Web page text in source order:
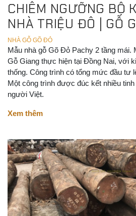
CHIÊM NGƯỠNG BỘ
NHÀ TRIỆU ĐÔ | GỖ
NHÀ GỖ GÕ ĐỎ
Mẫu nhà gỗ Gõ Đỏ Pachy 2 tầng mái.
Gỗ Giang thực hiện tại Đồng Nai, với
thống. Công trình có tổng mức đầu tư
Một công trình được đúc kết nhiều
người Việt.
Xem thêm